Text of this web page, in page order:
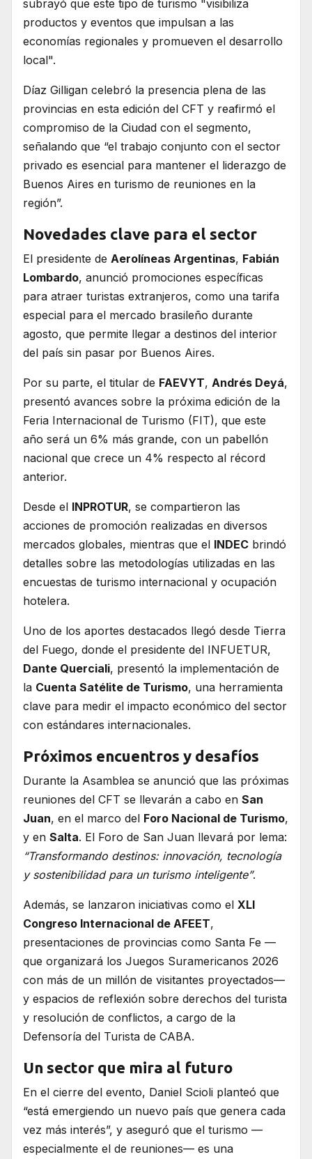
subrayó que este tipo de turismo "visibiliza
productos y eventos que impulsan a las
economías regionales y promueven el desarrollo
local".
Díaz Gilligan celebró la presencia plena de las
provincias en esta edición del CFT y reafirmó el
compromiso de la Ciudad con el segmento,
señalando que “el trabajo conjunto con el sector
privado es esencial para mantener el liderazgo de
Buenos Aires en turismo de reuniones en la
región”.
Novedades clave para el sector
El presidente de Aerolíneas Argentinas, Fabián
Lombardo, anunció promociones específicas
para atraer turistas extranjeros, como una tarifa
especial para el mercado brasileño durante
agosto, que permite llegar a destinos del interior
del país sin pasar por Buenos Aires.
Por su parte, el titular de FAEVYT, Andrés Deyá,
presentó avances sobre la próxima edición de la
Feria Internacional de Turismo (FIT), que este
año será un 6% más grande, con un pabellón
nacional que crece un 4% respecto al récord
anterior.
Desde el INPROTUR, se compartieron las
acciones de promoción realizadas en diversos
mercados globales, mientras que el INDEC brindó
detalles sobre las metodologías utilizadas en las
encuestas de turismo internacional y ocupación
hotelera.
Uno de los aportes destacados llegó desde Tierra
del Fuego, donde el presidente del INFUETUR,
Dante Querciali, presentó la implementación de
la Cuenta Satélite de Turismo, una herramienta
clave para medir el impacto económico del sector
con estándares internacionales.
Próximos encuentros y desafíos
Durante la Asamblea se anunció que las próximas
reuniones del CFT se llevarán a cabo en San
Juan, en el marco del Foro Nacional de Turismo,
y en Salta. El Foro de San Juan llevará por lema:
“Transformando destinos: innovación, tecnología
y sostenibilidad para un turismo inteligente”.
Además, se lanzaron iniciativas como el XLI
Congreso Internacional de AFEET,
presentaciones de provincias como Santa Fe —
que organizará los Juegos Suramericanos 2026
con más de un millón de visitantes proyectados—
y espacios de reflexión sobre derechos del turista
y resolución de conflictos, a cargo de la
Defensoría del Turista de CABA.
Un sector que mira al futuro
En el cierre del evento, Daniel Scioli planteó que
“está emergiendo un nuevo país que genera cada
vez más interés”, y aseguró que el turismo —
especialmente el de reuniones— es una